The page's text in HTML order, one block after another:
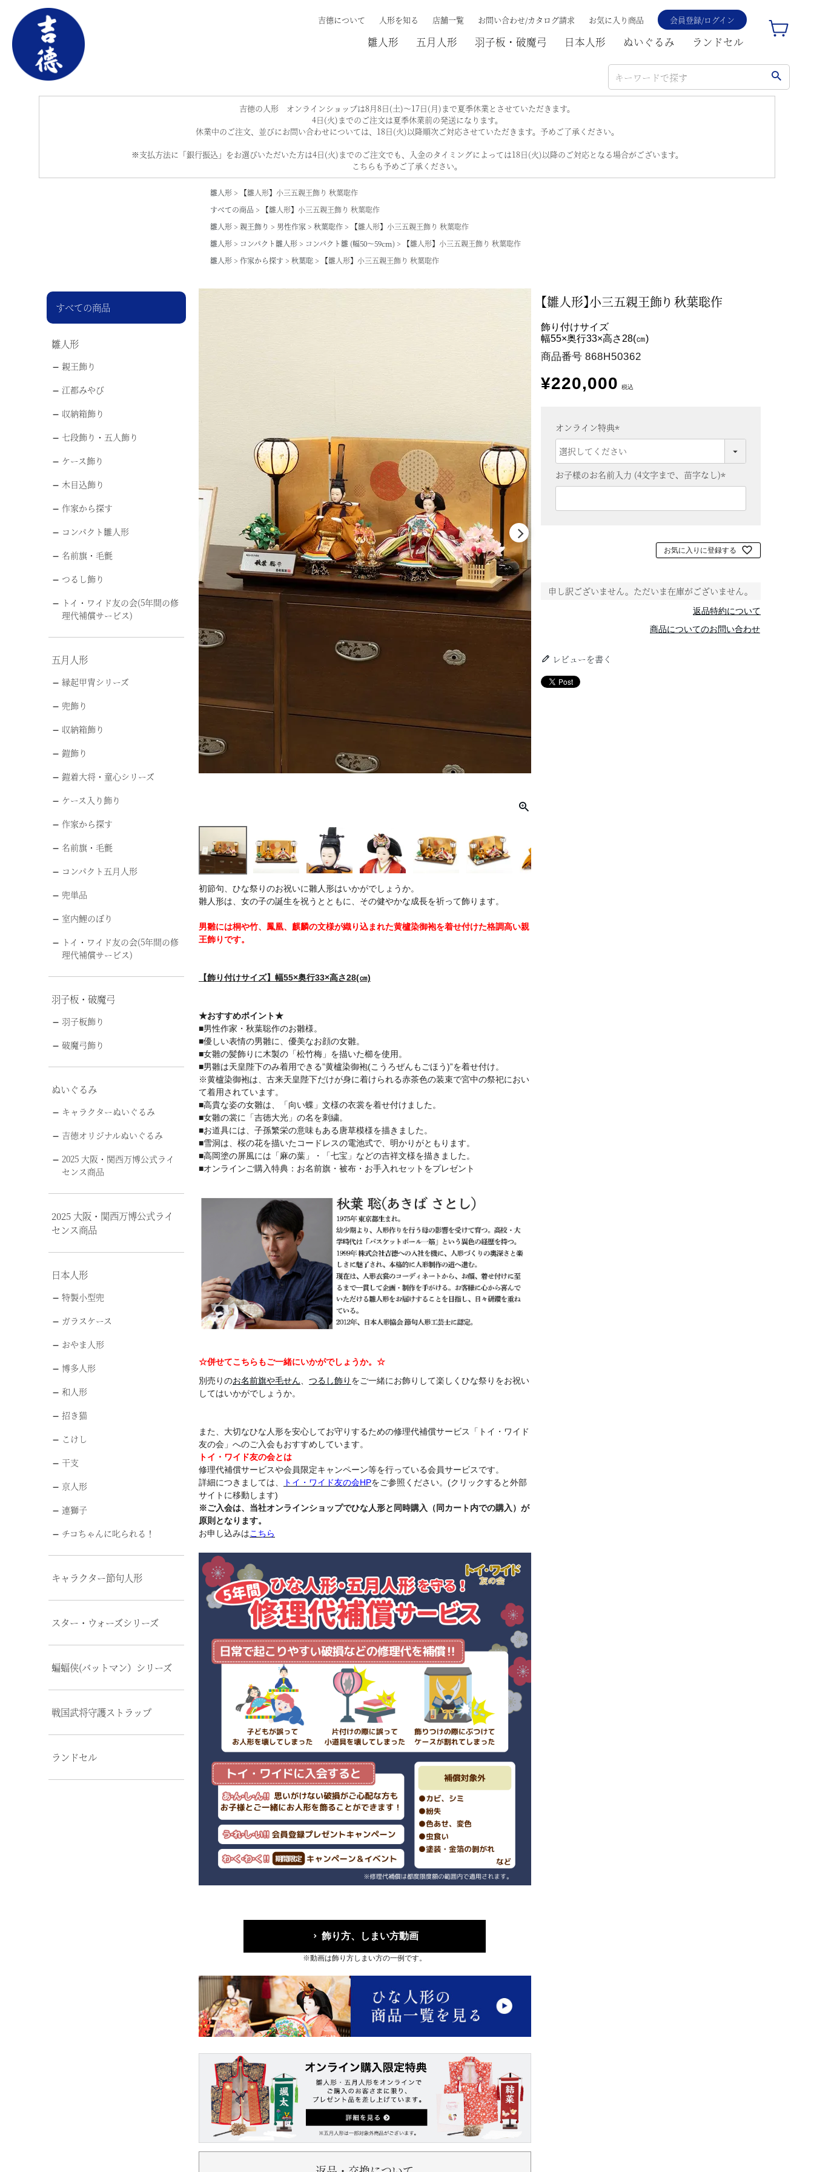
吉德について 人形を知る 店舗一覧 お問い合わせ/カタログ請求 お気に入り商品 会員登録/ログイン
雛人形 五月人形 羽子板・破魔弓 日本人形 ぬいぐるみ ランドセル
吉徳の人形 オンラインショップは8月8日(土)～17日(月)まで夏季休業とさせていただきます。
4日(火)までのご注文は夏季休業前の発送になります。
休業中のご注文、並びにお問い合わせについては、18日(火)以降順次ご対応させていただきます。予めご了承ください。
※支払方法に「銀行振込」をお選びいただいた方は4日(火)までのご注文でも、入金のタイミングによっては18日(火)以降のご対応となる場合がございます。
こちらも予めご了承ください。
雛人形
【雛人形】小三五親王飾り 秋葉聡作
すべての商品
【雛人形】小三五親王飾り 秋葉聡作
雛人形
親王飾り 男性作家 秋葉聡作
【雛人形】小三五親王飾り 秋葉聡作
雛人形
コンパクト雛人形 コンパクト雛 (幅50～59cm)
【雛人形】小三五親王飾り 秋葉聡作
雛人形
作家から探す 秋葉聡 【雛人形】小三五親王飾り 秋葉聡作
すべての商品
雛人形
親王飾り
江都みやび
収納箱飾り
七段飾り・五人飾り
ケース飾り
木目込飾り
作家から探す
コンパクト雛人形
名前旗・毛氈
つるし飾り
トイ・ワイド友の会(5年間の修
理代補償サービス)
五月人形
縁起甲冑シリーズ
兜飾り
収納箱飾り
鎧飾り
鎧着大将・童心シリーズ
ケース入り飾り
作家から探す
名前旗・毛氈
コンパクト五月人形
兜単品
室内鯉のぼり
トイ・ワイド友の会(5年間の修
理代補償サービス)
羽子板・破魔弓
羽子板飾り
破魔弓飾り
ぬいぐるみ
キャラクターぬいぐるみ
吉徳オリジナルぬいぐるみ
2025 大阪・関西万博公式ライ
センス商品
2025 大阪・関西万博公式ライ
センス商品
日本人形
特製小型兜
ガラスケース
おやま人形
博多人形
和人形
招き猫
こけし
干支
京人形
連獅子
チコちゃんに叱られる！
キャラクター節句人形
スター・ウォーズシリーズ
蝙蝠侠(バットマン）シリーズ
戦国武将守護ストラップ
ランドセル
初節句、ひな祭りのお祝いに雛人形はいかがでしょうか。
雛人形は、女の子の誕生を祝うとともに、その健やかな成長を祈って飾ります。
男雛には桐や竹、鳳凰、麒麟の文様が織り込まれた黄櫨染御袍を着せ付けた格調高い親
王飾りです。
【飾り付けサイズ】幅55×奥行33×高さ28(㎝)
★おすすめポイント★
■男性作家・秋葉聡作のお雛様。
■優しい表情の男雛に、優美なお顔の女雛。
■女雛の髪飾りに木製の「松竹梅」を描いた櫛を使用。
■男雛は天皇陛下のみ着用できる”黄櫨染御袍(こうろぜんもごほう)”を着せ付け。
※黄櫨染御袍は、古来天皇陛下だけが身に着けられる赤茶色の装束で宮中の祭祀におい
て着用されています。
■高貴な姿の女雛は、「向い蝶」文様の衣裳を着せ付けました。
■女雛の裳に「吉徳大光」の名を刺繍。
■お道具には、子孫繁栄の意味もある唐草模様を描きました。
■雪洞は、桜の花を描いたコードレスの電池式で、明かりがともります。
■高岡塗の屏風には「麻の葉」・「七宝」などの吉祥文様を描きました。
■オンラインご購入特典：お名前旗・被布・お手入れセットをプレゼント
☆併せてこちらもご一緒にいかがでしょうか。☆
別売りのお名前旗や毛せん つるし飾り をご一緒にお飾りして楽しくひな祭りをお祝い
してはいかがでしょうか。
また、大切なひな人形を安心してお守りするための修理代補償サービス「トイ・ワイド
友の会」へのご入会もおすすめしています。
トイ・ワイド友の会とは
修理代補償サービスや会員限定キャンペーン等を行っている会員サービスです。
詳細につきましては、
トイ・ワイド友の会HPをご参照ください。(クリックすると外部
サイトに移動します)
※ご入会は、当社オンラインショップでひな人形と同時購入（同カート内での購入）が
原則となります。
お申し込みはこちら
飾り方、しまい方動画
※動画は飾り方しまい方の一例です。
飾り付けサイズ
幅55×奥行33×高さ28(㎝)
【雛人形】小三五親王飾り 秋葉聡作
商品番号 868H50362
¥220,000 税込
オンライン特典
必
須
)
お子様のお名前入力 (4文字まで、苗字なし)
お気に入りに登録する
申し訳ございません。ただいま在庫がございません。
返品特約について
商品についてのお問い合わせ
レビューを書く